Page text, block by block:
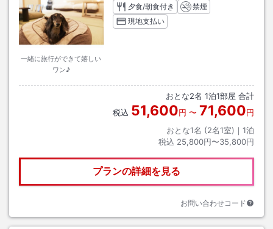
一緒に旅行ができて嬉しい
ワン♪
夕食/朝食付き
禁煙
現地支払い
おとな2名 1泊1部屋 合計
税込 51,600円 〜 71,600円
おとな1名 (2名1室)｜ 1泊
税込 25,800円〜35,800円
プランの詳細を見る
お問い合わせコード